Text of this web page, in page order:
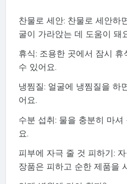
찬물로 세안: 찬물로 세안하
굴이 가라앉는 데 도움이 돼
휴식: 조용한 곳에서 잠시 휴
수 있어요.
냉찜질: 얼굴에 냉찜질을 하
어요.
수분 섭취: 물을 충분히 마셔
요.
피부에 자극 줄 것 피하기:
장품은 피하고 순한 제품을